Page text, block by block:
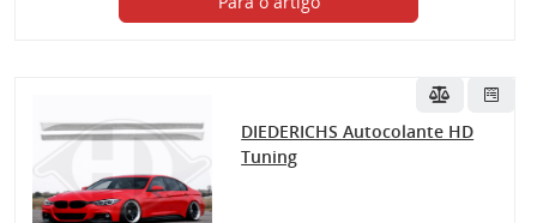
DIEDERICHS Autocolante HD
Tuning